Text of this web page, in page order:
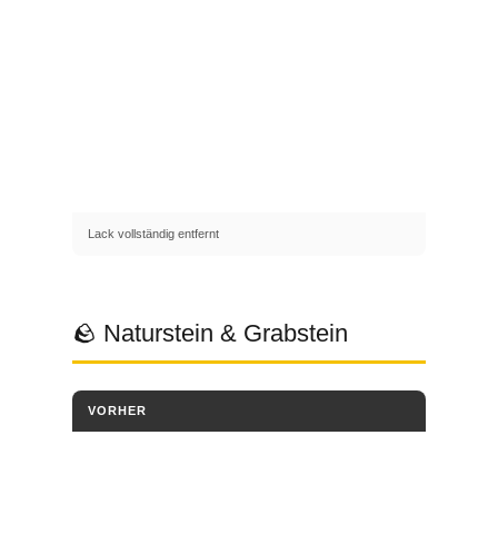
Lack vollständig entfernt
🪨 Naturstein & Grabstein
VORHER